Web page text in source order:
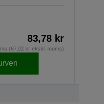
83,78 kr
(67,02 kr ekskl. moms)